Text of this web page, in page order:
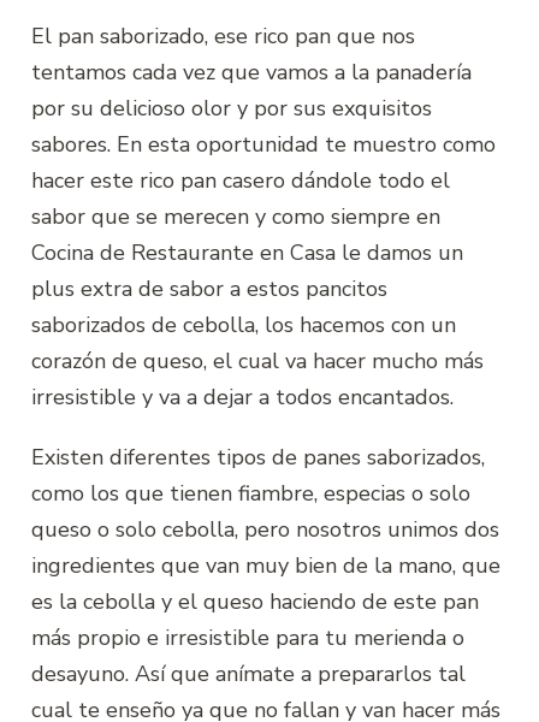
El pan saborizado, ese rico pan que nos
tentamos cada vez que vamos a la panadería
por su delicioso olor y por sus exquisitos
sabores. En esta oportunidad te muestro como
hacer este rico pan casero dándole todo el
sabor que se merecen y como siempre en
Cocina de Restaurante en Casa le damos un
plus extra de sabor a estos pancitos
saborizados de cebolla, los hacemos con un
corazón de queso, el cual va hacer mucho más
irresistible y va a dejar a todos encantados.
Existen diferentes tipos de panes saborizados,
como los que tienen fiambre, especias o solo
queso o solo cebolla, pero nosotros unimos dos
ingredientes que van muy bien de la mano, que
es la cebolla y el queso haciendo de este pan
más propio e irresistible para tu merienda o
desayuno. Así que anímate a prepararlos tal
cual te enseño ya que no fallan y van hacer más